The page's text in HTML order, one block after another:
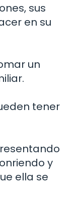
sus
en su
un
tener
y
ella se